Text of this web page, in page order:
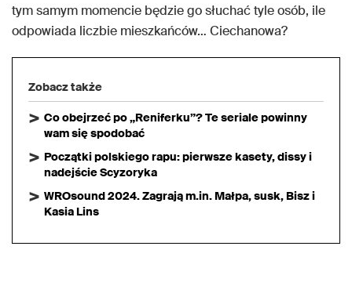
tym samym momencie będzie go słuchać tyle osób, ile
odpowiada liczbie mieszkańców… Ciechanowa?
Zobacz także
Co obejrzeć po „Reniferku”? Te seriale powinny
wam się spodobać
Początki polskiego rapu: pierwsze kasety, dissy i
nadejście Scyzoryka
WROsound 2024. Zagrają m.in. Małpa, susk, Bisz i
Kasia Lins